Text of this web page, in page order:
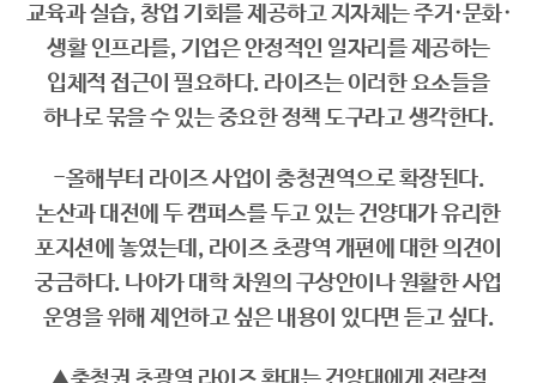
교육과 실습, 창업 기회를 제공하고 지자체는 주거·문화·
생활 인프라를, 기업은 안정적인 일자리를 제공하는
입체적 접근이 필요하다. 라이즈는 이러한 요소들을
하나로 묶을 수 있는 중요한 정책 도구라고 생각한다.
-올해부터 라이즈 사업이 충청권역으로 확장된다.
논산과 대전에 두 캠퍼스를 두고 있는 건양대가 유리한
포지션에 놓였는데, 라이즈 초광역 개편에 대한 의견이
궁금하다. 나아가 대학 차원의 구상안이나 원활한 사업
운영을 위해 제언하고 싶은 내용이 있다면 듣고 싶다.